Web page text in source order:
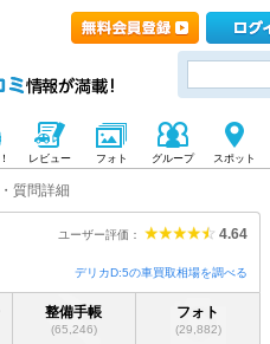
レビュー フォト グループ スポット
質問詳細
ユーザー評価： 4.64
デリカD:5の車買取相場を調べる
整備手帳
(65,246)
フォト
(29,882)